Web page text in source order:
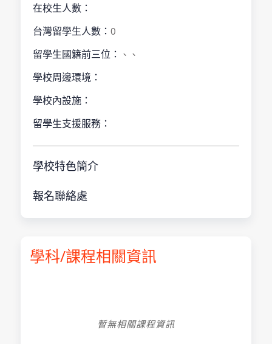
在校生人數：
台灣留學生人數： 0
留學生國籍前三位： 、、
學校周邊環境：
學校內設施：
留學生支援服務：
學校特色簡介
報名聯絡處
學科/課程相關資訊
暫無相關課程資訊